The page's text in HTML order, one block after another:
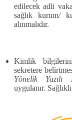
edilecek adli
sağlık kurum/
alınmalıdır.
Kimlik
sekretere
Yönelik Yazılı
uygulanır.